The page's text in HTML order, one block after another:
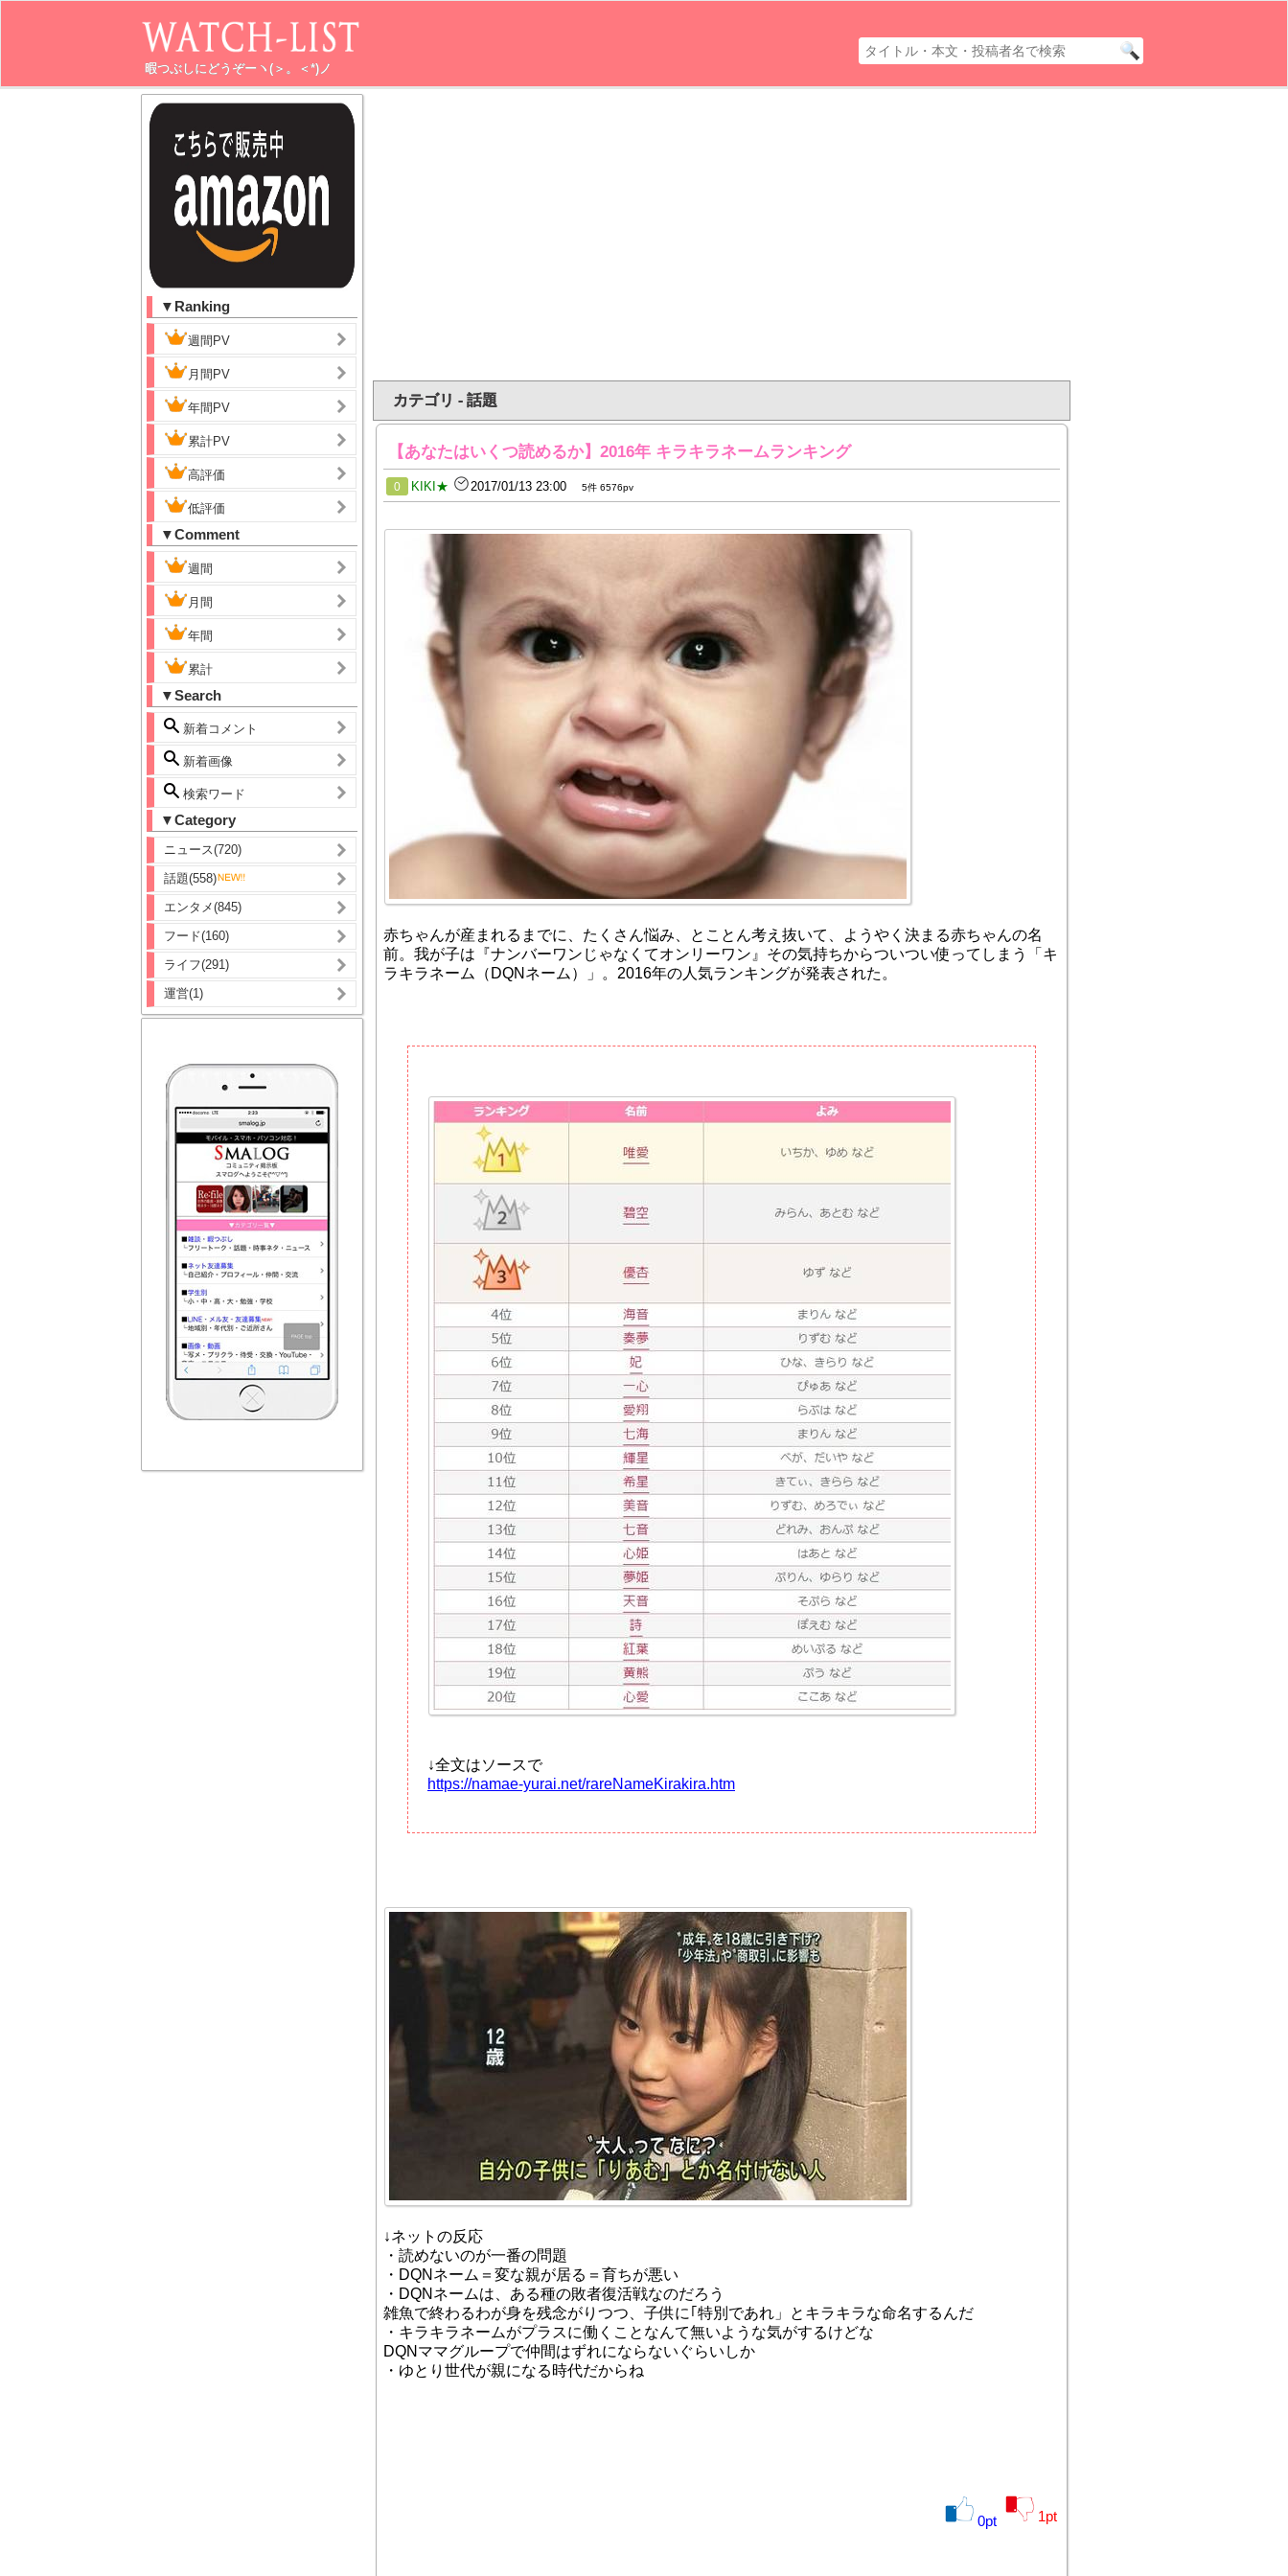
暇つぶしにどうぞーヽ(＞。＜*)ノ
▼Ranking
週間PV
月間PV
年間PV
累計PV
高評価
低評価
▼Comment
週間
月間
年間
累計
▼Search
新着コメント
新着画像
検索ワード
▼Category
ニュース(720)
話題(558)
エンタメ(845)
フード(160)
ライフ(291)
運営(1)
カテゴリ - 話題
【あなたはいくつ読めるか】2016年 キラキラネームランキング
0 KIKI★ 2017/01/13 23:00 5件 6576pv
赤ちゃんが産まれるまでに、たくさん悩み、とことん考え抜いて、ようやく決まる赤ちゃんの名
前。我が子は『ナンバーワンじゃなくてオンリーワン』その気持ちからついつい使ってしまう「キ
ラキラネーム（DQNネーム）」。2016年の人気ランキングが発表された。
↓全文はソースで
https://namae-yurai.net/rareNameKirakira.htm
↓ネットの反応
・読めないのが一番の問題
・DQNネーム＝変な親が居る＝育ちが悪い
・DQNネームは、ある種の敗者復活戦なのだろう
雑魚で終わるわが身を残念がりつつ、子供に｢特別であれ」とキラキラな命名するんだ
・キラキラネームがプラスに働くことなんて無いような気がするけどな
DQNママグループで仲間はずれにならないぐらいしか
・ゆとり世代が親になる時代だからね
0pt 1pt